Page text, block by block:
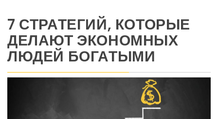
7 СТРАТЕГИЙ, КОТОРЫЕ
ДЕЛАЮТ ЭКОНОМНЫХ
ЛЮДЕЙ БОГАТЫМИ